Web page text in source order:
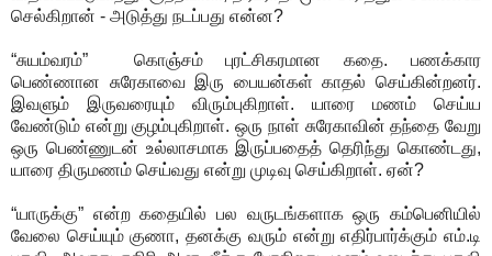
செல்கிறான் - அடுத்து நடப்பது என்ன?
“சுயம்வரம்” கொஞ்சம் புரட்சிகரமான கதை. பணக்கார
பெண்ணான சுரேகாவை இரு பையன்கள் காதல் செய்கின்றனர்.
இவளும் இருவரையும் விரும்புகிறாள். யாரை மணம் செய்ய
வேண்டும் என்று குழம்புகிறாள். ஒரு நாள் சுரேகாவின் தந்தை வேறு
ஒரு பெண்ணுடன் உல்லாசமாக இருப்பதைத் தெரிந்து கொண்டது,
யாரை திருமணம் செய்வது என்று முடிவு செய்கிறாள். ஏன்?
“யாருக்கு” என்ற கதையில் பல வருடங்களாக ஒரு கம்பெனியில்
வேலை செய்யும் குணா, தனக்கு வரும் என்று எதிர்பார்க்கும் எம்.டி